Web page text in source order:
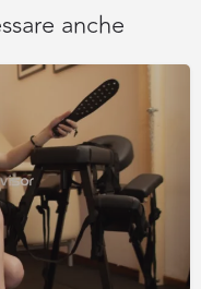
anche